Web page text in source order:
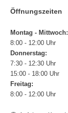
Öffnungszeiten
Montag - Mittwoch:
8:00 - 12:00 Uhr
Donnerstag:
7:30 - 12:30 Uhr
15:00 - 18:00 Uhr
Freitag:
8:00 - 12:00 Uhr